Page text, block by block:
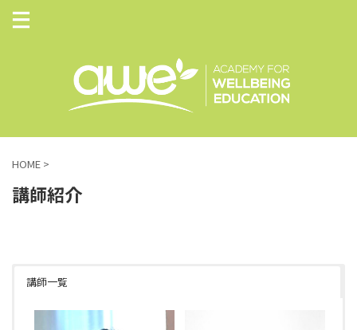
HOME >
講師紹介
講師一覧